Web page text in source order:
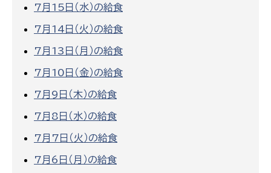
7月15日（水）の給食
7月14日（火）の給食
7月13日（月）の給食
7月10日（金）の給食
7月9日（木）の給食
7月8日（水）の給食
7月7日（火）の給食
7月6日（月）の給食